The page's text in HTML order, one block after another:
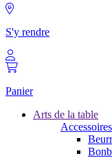
S'y rendre
Panier
Arts de la table